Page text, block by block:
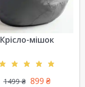
Крісло-мішок
1499₴ 899 ₴